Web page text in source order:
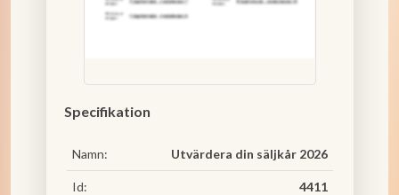
Specifikation
Namn: Utvärdera din säljkår 2026
Id: 4411